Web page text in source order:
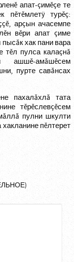
апат-çимĕçе те
пĕтĕмлетÿ турĕç:
арçын ачасемпе
вĕри апат çиме
хак пани вара
тĕл пулса калаçнă
ашшĕ-амăшĕсем
пурте савăнсах
пахалăхлă тата
тĕрĕслевçĕсем
пулни шкулти
пĕлтерет